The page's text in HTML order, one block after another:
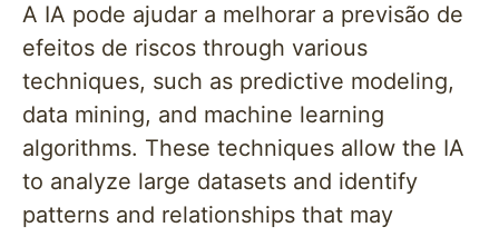
A IA pode ajudar a melhorar a previsão de
efeitos de riscos through various
techniques, such as predictive modeling,
data mining, and machine learning
algorithms. These techniques allow the IA
to analyze large datasets and identify
patterns and relationships that may